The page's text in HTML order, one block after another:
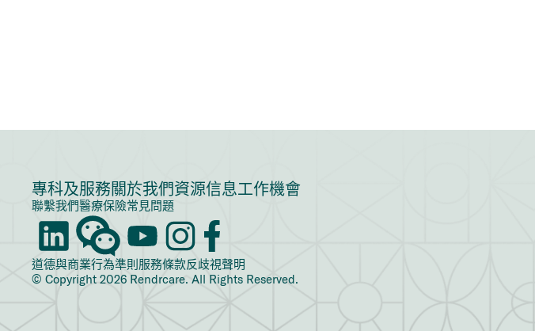
專科及服務關於我們資源信息工作機會
聯繫我們醫療保險常見問題
道德與商業行為準則 服務條款反歧視聲明
© Copyright 2026 Rendrcare. All Rights Reserved.